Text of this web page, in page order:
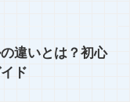
違いとは？初心
ド